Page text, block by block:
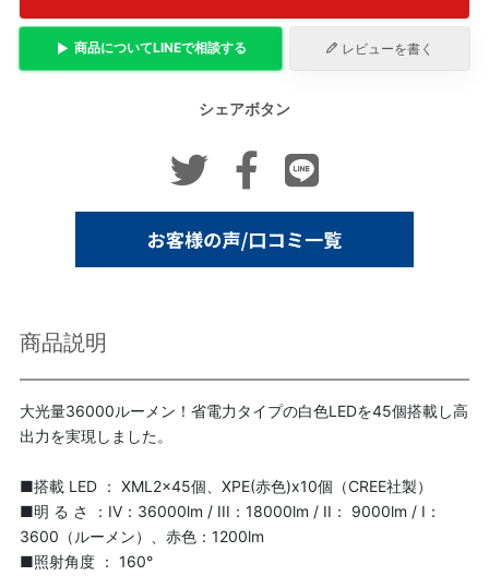
商品についてLINEで相談する レビューを書く
シェアボタン
商品説明
大光量36000ルーメン！省電力タイプの白色LEDを45個搭載し高
出力を実現しました。
■搭載 LED ： XML2×45個、XPE(赤色)x10個（CREE社製）
■明 る さ ：IV：36000lm / III：18000lm / II： 9000lm / I：
3600（ルーメン）、赤色：1200lm
■照射角度 ： 160°